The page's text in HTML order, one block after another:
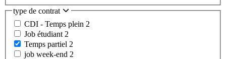
type de contrat
CDI - Temps plein 2
Job étudiant 2
Temps partiel 2
job week-end 2